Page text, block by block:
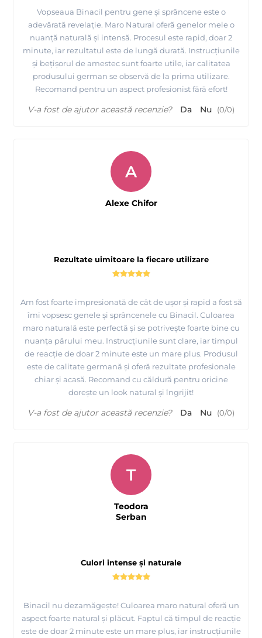
Vopseaua Binacil pentru gene și sprâncene este o
adevărată revelație. Maro Natural oferă genelor mele o
nuanță naturală și intensă. Procesul este rapid, doar 2
minute, iar rezultatul este de lungă durată. Instrucțiunile
și bețișorul de amestec sunt foarte utile, iar calitatea
produsului german se observă de la prima utilizare.
Recomand pentru un aspect profesionist fără efort!
V-a fost de ajutor această recenzie? Da Nu (0/0)
Rezultate uimitoare la fiecare utilizare
Am fost foarte impresionată de cât de ușor și rapid a fost să
îmi vopsesc genele și sprâncenele cu Binacil. Culoarea
maro naturală este perfectă și se potrivește foarte bine cu
nuanța părului meu. Instrucțiunile sunt clare, iar timpul
de reacție de doar 2 minute este un mare plus. Produsul
este de calitate germană și oferă rezultate profesionale
chiar și acasă. Recomand cu căldură pentru oricine
dorește un look natural și îngrijit!
A
Alexe Chifor
V-a fost de ajutor această recenzie? Da Nu (0/0)
Culori intense și naturale
Binacil nu dezamăgește! Culoarea maro natural oferă un
aspect foarte natural și plăcut. Faptul că timpul de reacție
este de doar 2 minute este un mare plus, iar instrucțiunile
T
Teodora
Serban